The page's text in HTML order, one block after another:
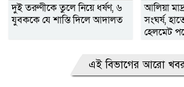
দুই তরুণীকে তুলে নিয়ে ধর্ষণ, ৬
যুবককে যে শাস্তি দিলে আদালত
আলিয়া
সংঘর্ষ,
হেলমেট
এই বিভাগের আরো